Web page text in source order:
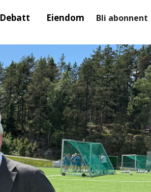
Debatt Eiendom Bli abonnent